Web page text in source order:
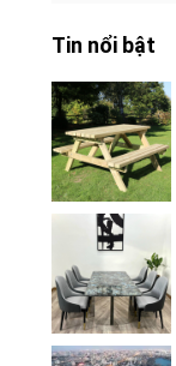
Tin nổi bật